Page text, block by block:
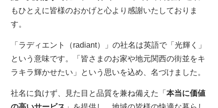
もひとえに皆様のおかげと心より感謝いたしておりま
す。
「ラディエント（radiant）」の社名は英語で「光輝く」
という意味です。「皆さまのお家や地元関西の街並をキ
ラキラ輝かせたい」という思いを込め、名づけました。
社名に負けず、見た目と品質を兼ね備えた「本当に価値